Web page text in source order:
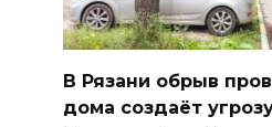
В Рязани обрыв
дома создаёт